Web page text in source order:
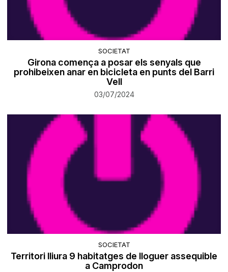
SOCIETAT
Girona comença a posar els senyals que
prohibeixen anar en bicicleta en punts del Barri
Vell
03/07/2024
SOCIETAT
Territori lliura 9 habitatges de lloguer assequible
a Camprodon